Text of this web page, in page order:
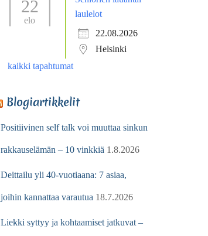
22
elo
laulelot
22.08.2026
Helsinki
kaikki tapahtumat
Blogiartikkelit
Positiivinen self talk voi muuttaa sinkun
rakkauselämän – 10 vinkkiä 1.8.2026
Deittailu yli 40-vuotiaana: 7 asiaa,
joihin kannattaa varautua 18.7.2026
Liekki syttyy ja kohtaamiset jatkuvat –